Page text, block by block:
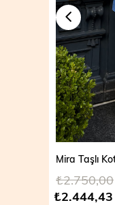
₺2.444,43
₺2.750,00